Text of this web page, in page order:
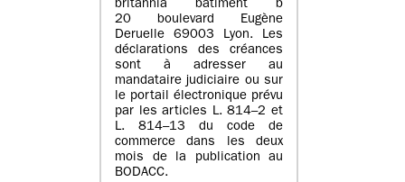
britannia batiment b
20 boulevard Eugène
Deruelle 69003 Lyon. Les
déclarations des créances
sont à adresser au
mandataire judiciaire ou sur
le portail électronique prévu
par les articles L. 814–2 et
L. 814–13 du code de
commerce dans les deux
mois de la publication au
BODACC.